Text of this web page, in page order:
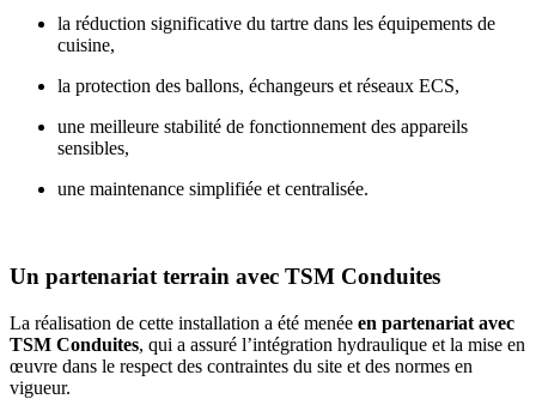
la réduction significative du tartre dans les équipements de
cuisine,
la protection des ballons, échangeurs et réseaux ECS,
une meilleure stabilité de fonctionnement des appareils
sensibles,
une maintenance simplifiée et centralisée.
Un partenariat terrain avec TSM Conduites
La réalisation de cette installation a été menée en partenariat avec
TSM Conduites, qui a assuré l’intégration hydraulique et la mise en
œuvre dans le respect des contraintes du site et des normes en
vigueur.